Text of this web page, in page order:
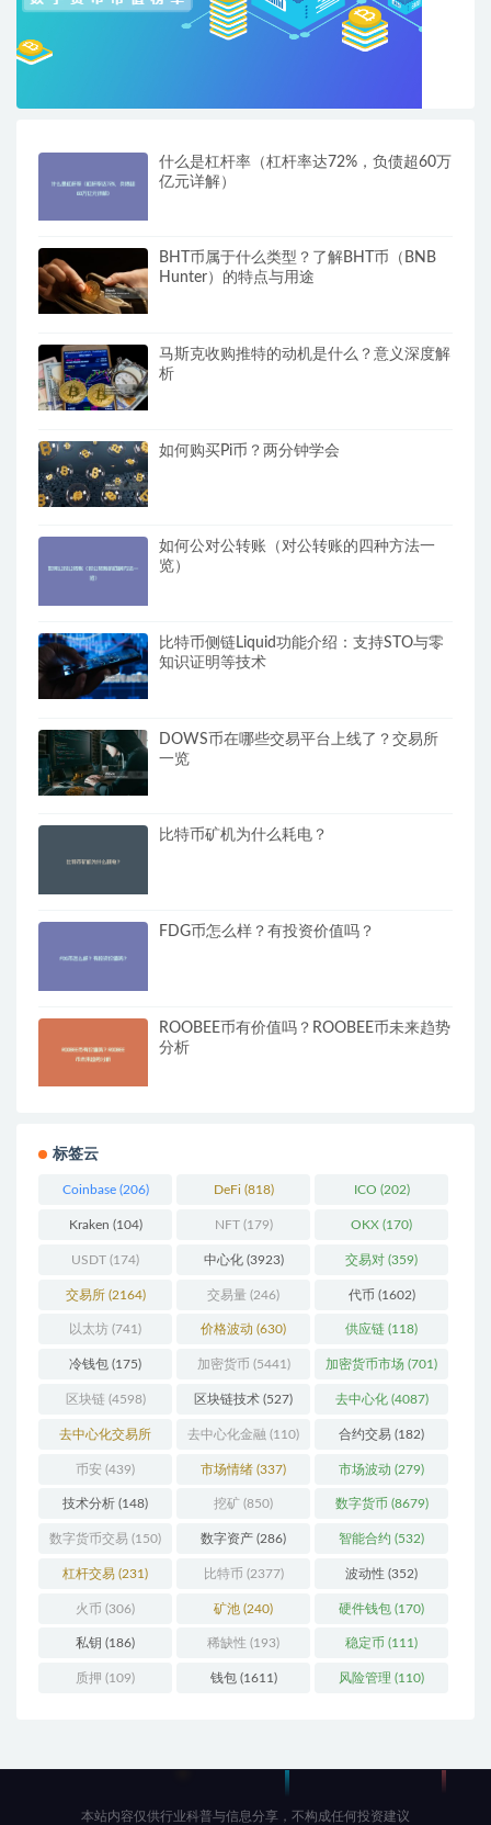
什么是杠杆率（杠杆率达72%，负债超60万
亿元详解）
BHT币属于什么类型？了解BHT币（BNB
Hunter）的特点与用途
马斯克收购推特的动机是什么？意义深度解
析
如何购买Pi币？两分钟学会
如何公对公转账（对公转账的四种方法一
览）
比特币侧链Liquid功能介绍：支持STO与零
知识证明等技术
DOWS币在哪些交易平台上线了？交易所
一览
比特币矿机为什么耗电？
FDG币怎么样？有投资价值吗？
ROOBEE币有价值吗？ROOBEE币未来趋势
分析
标签云
Coinbase(206) DeFi (818) ICO (202)
Kraken (104) NFT(179) OKX (170)
USDT (174) 中心化(3923) 交易对 (359)
交易所(2164) 交易量 (246) 代币 (1602)
以太坊 (741) 价格波动 (630) 供应链 (118)
冷钱包 (175) 加密货币 (5441) 加密货币市场 (701)
区块链(4598) 区块链技术 (527) 去中心化(4087)
去中心化交易所
(196)
去中心化金融 (110) 合约交易 (182)
币安 (439) 市场情绪 (337) 市场波动 (279)
技术分析 (148) 挖矿 (850) 数字货币 (8679)
数字货币交易 (150) 数字资产 (286) 智能合约 (532)
杠杆交易 (231) 比特币 (2377) 波动性 (352)
火币 (306) 矿池 (240) 硬件钱包 (170)
私钥 (186) 稀缺性 (193) 稳定币 (111)
质押 (109) 钱包(1611) 风险管理 (110)
本站内容仅供行业科普与信息分享，不构成任何投资建议